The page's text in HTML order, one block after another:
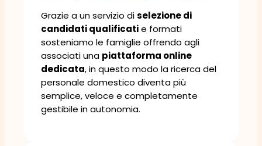
Grazie a un servizio diselezione di
candidati qualificatie formati
sosteniamo le famiglie offrendo agli
associati una piattaforma online
dedicata, in questo modo la ricerca del
personale domestico diventa più
semplice, veloce e completamente
gestibile in autonomia.